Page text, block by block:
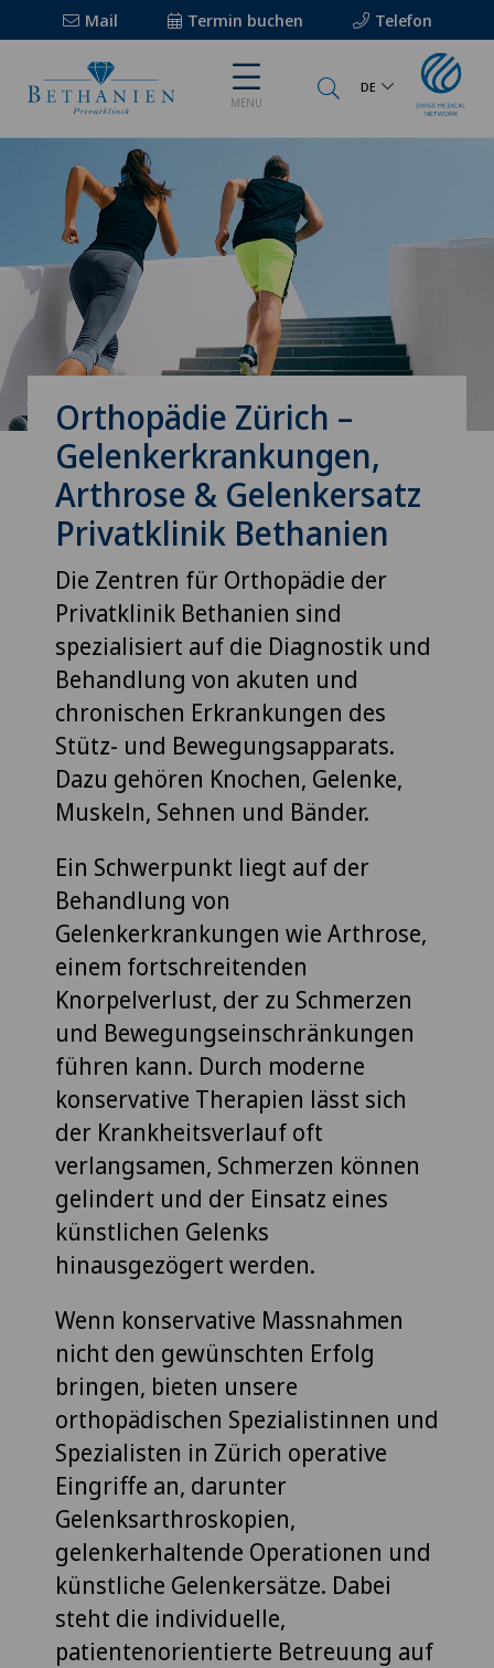
Mail Termin buchen Telefon
MENU
DE
Orthopädie Zürich –
Gelenkerkrankungen,
Arthrose & Gelenkersatz
Privatklinik Bethanien
Die Zentren für Orthopädie der
Privatklinik Bethanien sind
spezialisiert auf die Diagnostik und
Behandlung von akuten und
chronischen Erkrankungen des
Stütz- und Bewegungsapparats.
Dazu gehören Knochen, Gelenke,
Muskeln, Sehnen und Bänder.
Ein Schwerpunkt liegt auf der
Behandlung von
Gelenkerkrankungen wie Arthrose,
einem fortschreitenden
Knorpelverlust, der zu Schmerzen
und Bewegungseinschränkungen
führen kann. Durch moderne
konservative Therapien lässt sich
der Krankheitsverlauf oft
verlangsamen, Schmerzen können
gelindert und der Einsatz eines
künstlichen Gelenks
hinausgezögert werden.
Wenn konservative Massnahmen
nicht den gewünschten Erfolg
bringen, bieten unsere
orthopädischen Spezialistinnen und
Spezialisten in Zürich operative
Eingriffe an, darunter
Gelenksarthroskopien,
gelenkerhaltende Operationen und
künstliche Gelenkersätze. Dabei
steht die individuelle,
patientenorientierte Betreuung auf